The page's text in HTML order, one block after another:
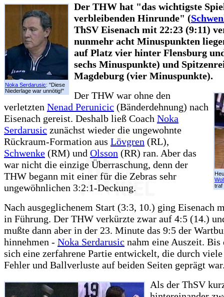
Noka Serdarusic: "Diese
Niederlage war unnötig!"
Der THW hat "das wichtigste
verbleibenden Hinrunde" (
ThSV Eisenach mit 22:23 (9:11)
nunmehr acht Minuspunkten
auf Platz vier hinter Flensburg
sechs Minuspunkte) und
Magdeburg (vier Minuspunkte).
traf
Der THW war ohne den
verletzten Nenad Perunicic (Bänderdehnung) nach
Eisenach gereist. Deshalb ließ Coach Noka
Serdarusic zunächst wieder die ungewohnte
Rückraum-Formation aus Lövgren (RL),
Schwenke (RM) und Olsson (RR) ran. Aber das
war nicht die einzige Überraschung, denn der
THW begann mit einer für die Zebras sehr
ungewöhnlichen 3:2:1-Deckung.
Nach ausgeglichenem Start (3:3, 10.) ging Eisenach
in Führung. Der THW verkürzte zwar auf 4:5 (14.)
mußte dann aber in der 23. Minute das 9:5 der
hinnehmen - Noka Serdarusic nahm eine Auszeit. Bis
sich eine zerfahrene Partie entwickelt, die durch
Fehler und Ballverluste auf beiden Seiten geprägt
Als der ThSV